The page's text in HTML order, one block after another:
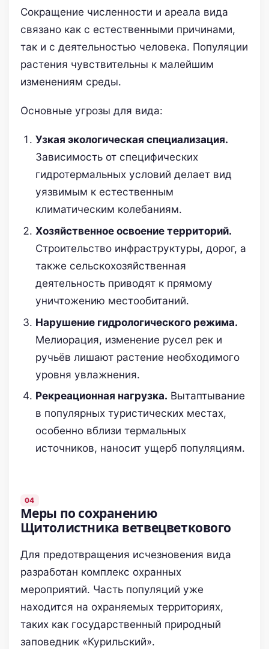
Сокращение численности и ареала вида
связано как с естественными причинами,
так и с деятельностью человека. Популяции
растения чувствительны к малейшим
изменениям среды.
Основные угрозы для вида:
Узкая экологическая специализация.
Зависимость от специфических
гидротермальных условий делает вид
уязвимым к естественным
климатическим колебаниям.
Хозяйственное освоение территорий.
Строительство инфраструктуры, дорог, а
также сельскохозяйственная
деятельность приводят к прямому
уничтожению местообитаний.
Нарушение гидрологического режима.
Мелиорация, изменение русел рек и
ручьёв лишают растение необходимого
уровня увлажнения.
Рекреационная нагрузка. Вытаптывание
в популярных туристических местах,
особенно вблизи термальных
источников, наносит ущерб популяциям.
Меры по сохранению
Щитолистника ветвецветкового
Для предотвращения исчезновения вида
разработан комплекс охранных
мероприятий. Часть популяций уже
находится на охраняемых территориях,
таких как государственный природный
заповедник «Курильский».